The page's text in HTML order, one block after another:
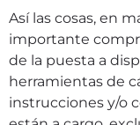
Así las cosas, en
importante
de la puesta a
herramientas de
instrucciones y/o